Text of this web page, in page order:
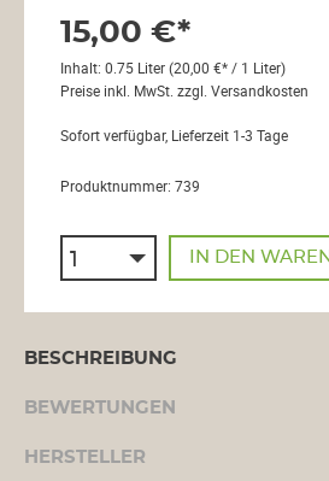
15,00 €*
Inhalt: 0.75 Liter(20,00 €* / 1 Liter)
Preise inkl. MwSt. zzgl. Versandkosten
Sofort verfügbar, Lieferzeit 1-3 Tage
Produktnummer: 739
IN DEN
BESCHREIBUNG
BEWERTUNGEN
HERSTELLER